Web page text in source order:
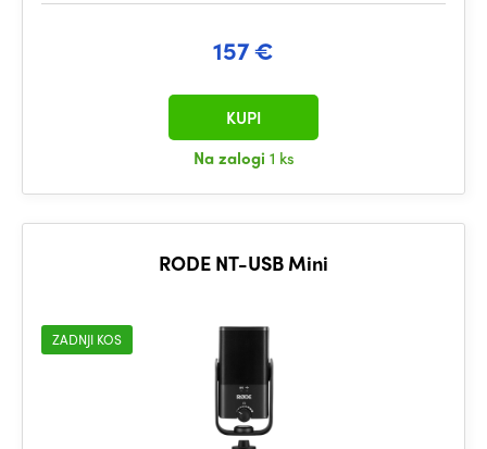
157 €
Na zalogi 1 ks
KUPI
RODE NT-USB Mini
ZADNJI KOS